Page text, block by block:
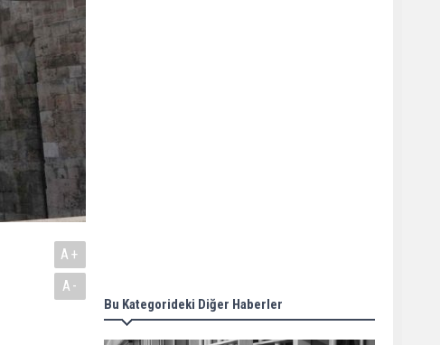
A+
A-
Bu Kategorideki Diğer Haberler